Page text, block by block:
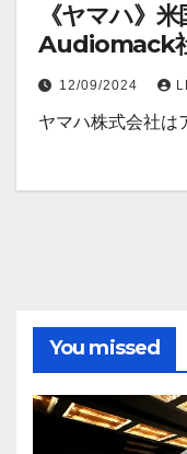
《ヤマハ》
Audiomack
12/09/2024
ヤマハ株式会社
You missed